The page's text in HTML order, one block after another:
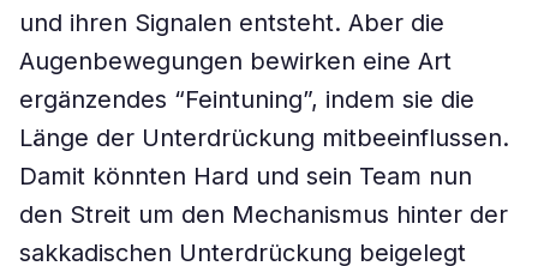
und ihren Signalen entsteht. Aber die
Augenbewegungen bewirken eine Art
ergänzendes “Feintuning”, indem sie die
Länge der Unterdrückung mitbeeinflussen.
Damit könnten Hard und sein Team nun
den Streit um den Mechanismus hinter der
sakkadischen Unterdrückung beigelegt